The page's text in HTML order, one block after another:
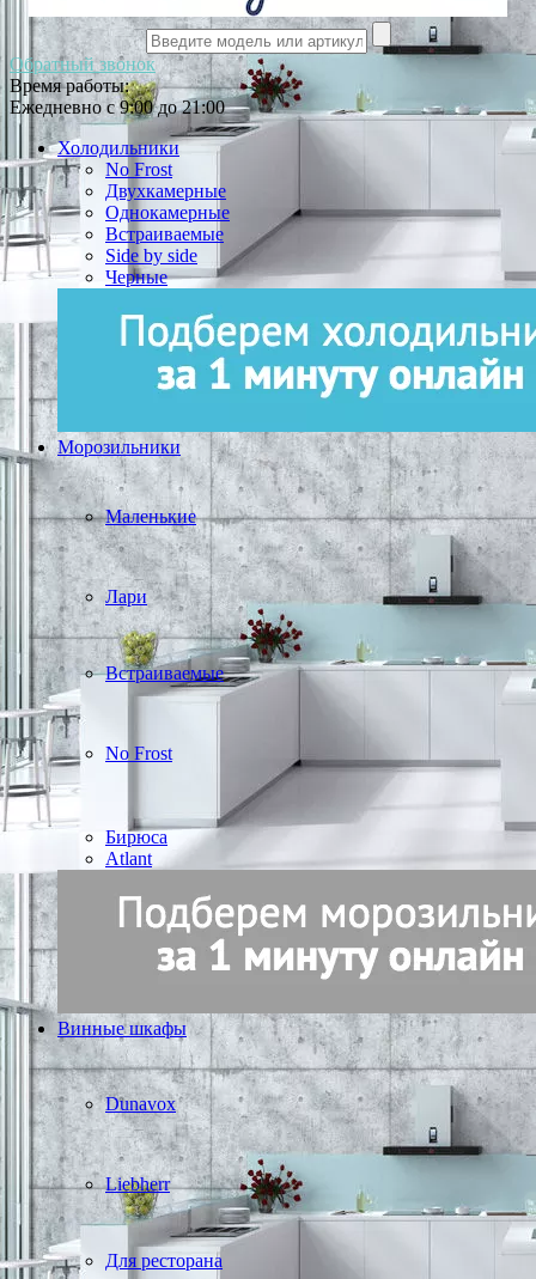
Обратный звонок
Время работы:
Ежедневно с 9:00 до 21:00
Холодильники
No Frost
Двухкамерные
Однокамерные
Встраиваемые
Side by side
Черные
Морозильники
Маленькие
Лари
Встраиваемые
No Frost
Бирюса
Atlant
Винные шкафы
Dunavox
Liebherr
Для ресторана